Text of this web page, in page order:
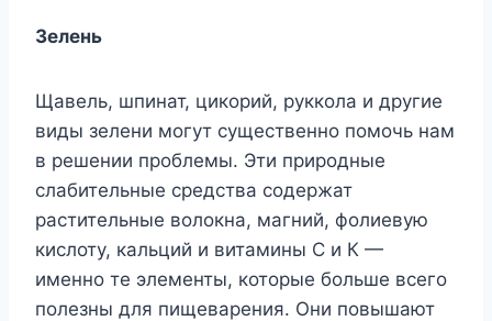
Зелень
Щавель, шпинат, цикорий, руккола и другие
виды зелени могут существенно помочь нам
в решении проблемы. Эти природные
слабительные средства содержат
растительные волокна, магний, фолиевую
кислоту, кальций и витамины С и К —
именно те элементы, которые больше всего
полезны для пищеварения. Они повышают